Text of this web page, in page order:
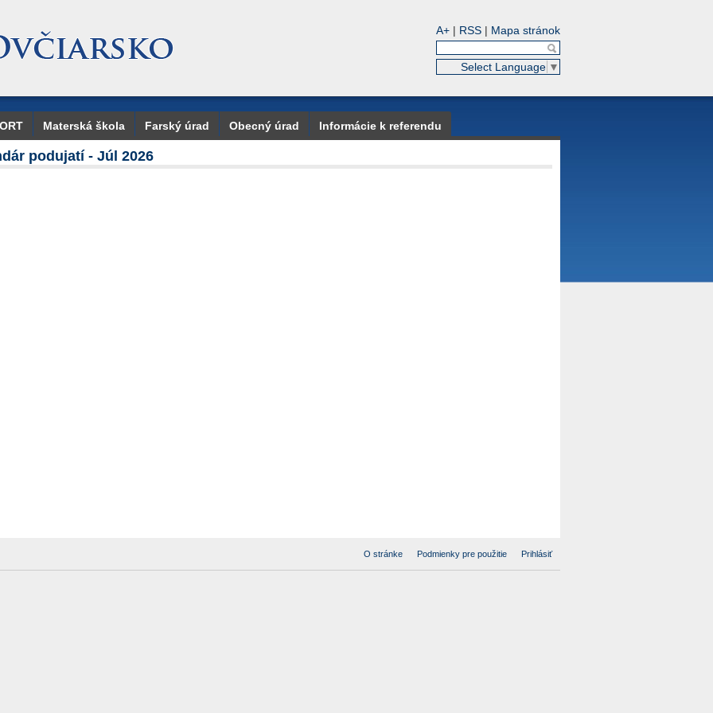
A+ | RSS | Mapa stránok
Select Language ▼
Materská škola Farský úrad Obecný úrad Informácie k referendu
podujatí - Júl 2026
O stránke Podmienky pre použitie Prihlásiť